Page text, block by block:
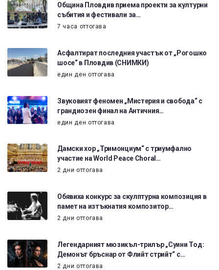
Община Пловдив приема проекти за културни
събития и фестивали за…
7 часа оттогава
Асфалтират последния участък от „Рогошко
шосе“ в Пловдив (СНИМКИ)
един ден оттогава
Звуковият феномен „Мистерия и свобода“ с
грандиозен финал на Античния…
един ден оттогава
Дамски хор „Тримонциум“ с триумфално
участие на World Peace Choral…
2 дни оттогава
Обявиха конкурс за скулптурна композиция в
памет на изтъкнатия композитор…
2 дни оттогава
Легендарният мюзикъл-трилър „Суини Тод:
Демонът бръснар от Флийт стрийт“ с…
2 дни оттогава